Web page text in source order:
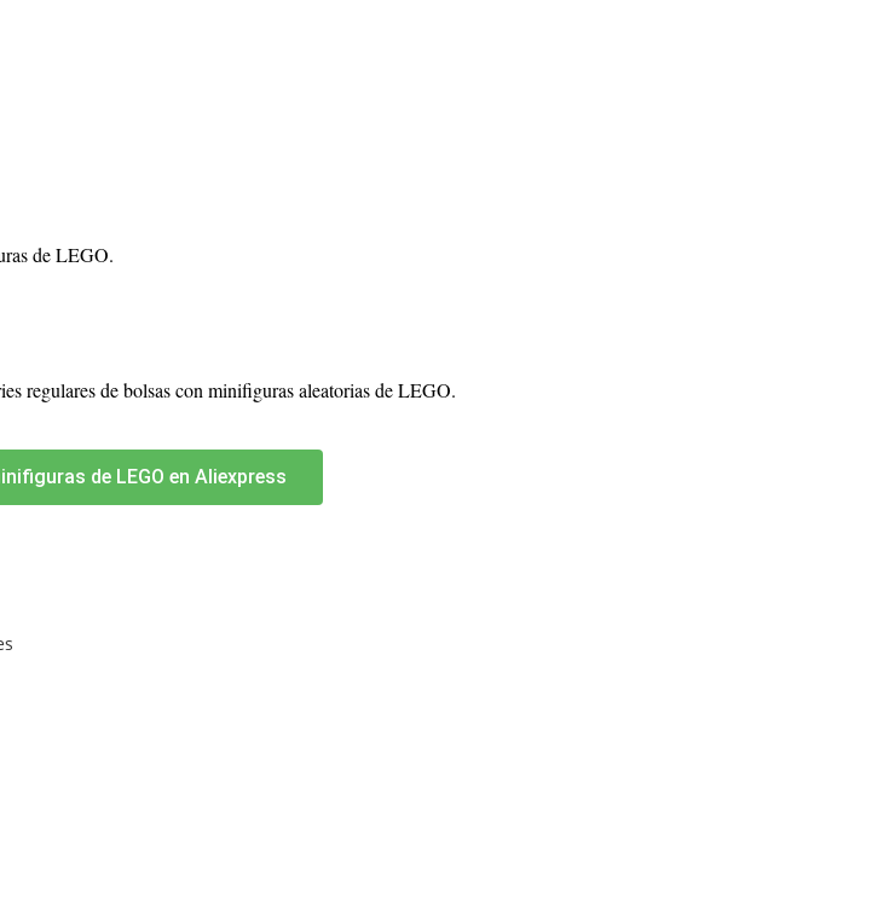
de LEGO.
regulares de bolsas con minifiguras aleatorias de LEGO.
de LEGO en Aliexpress